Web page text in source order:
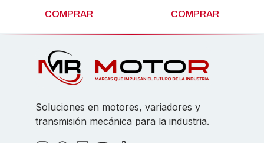
COMPRAR COMPRAR
Soluciones en motores, variadores y
transmisión mecánica para la industria.